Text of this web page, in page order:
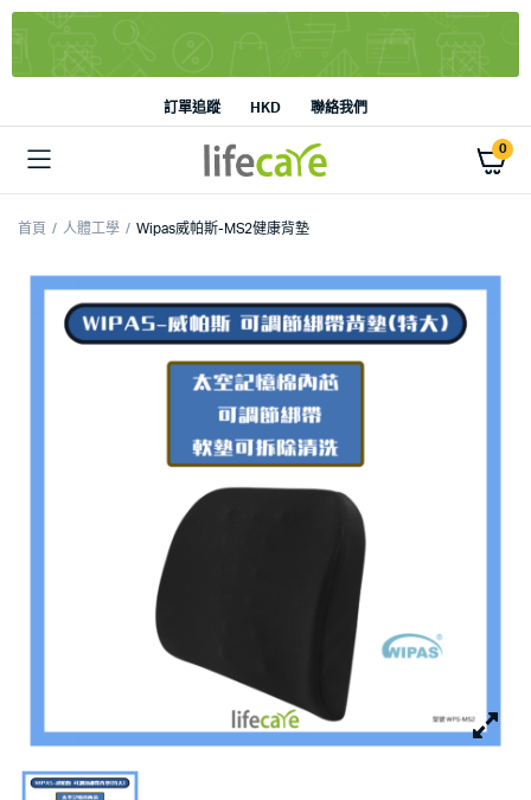
訂單追蹤 HKD 聯絡我們
0
首頁 人體工學 Wipas威帕斯-MS2健康背墊